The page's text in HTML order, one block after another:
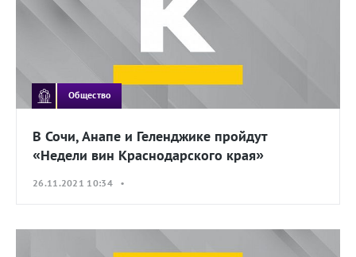
Общество
В Сочи, Анапе и Геленджике пройдут
«Недели вин Краснодарского края»
26.11.2021 10:34 •